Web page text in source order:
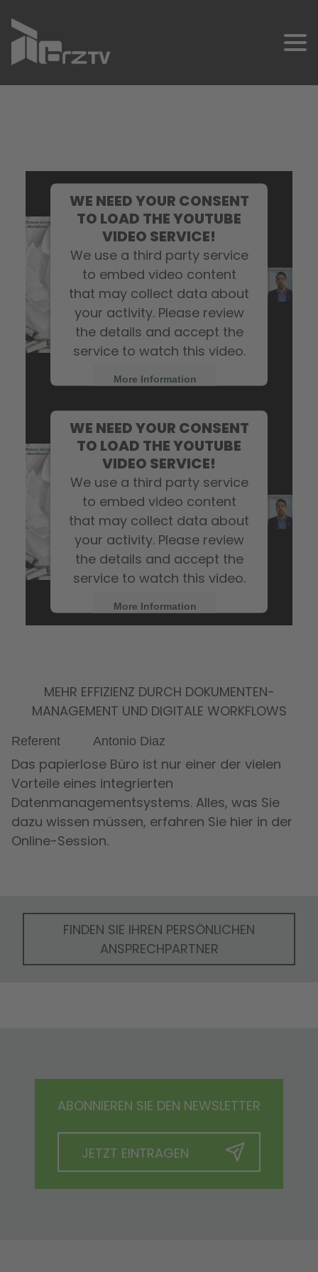
SCHNELLKONTAKT
WE NEED YOUR CONSENT
TO LOAD THE YOUTUBE
VIDEO SERVICE!
We use a third party service
to embed video content
that may collect data about
your activity. Please review
the details and accept the
service to watch this video.
More Information
WE NEED YOUR CONSENT
TO LOAD THE YOUTUBE
VIDEO SERVICE!
We use a third party service
to embed video content
that may collect data about
your activity. Please review
the details and accept the
service to watch this video.
More Information
MEHR EFFIZIENZ DURCH DOKUMENTEN­
MANAGEMENT UND DIGITALE WORKFLOWS
Referent Antonio Diaz
Das papierlose Büro ist nur einer der vielen
Vorteile eines integrierten
Datenmanagementsystems. Alles, was Sie
dazu wissen müssen, erfahren Sie hier in der
Online-Session.
FINDEN SIE IHREN PERSÖNLICHEN
ANSPRECHPARTNER
ABONNIEREN SIE DEN NEWSLETTER
JETZT EINTRAGEN